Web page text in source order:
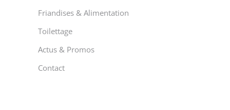
Friandises & Alimentation
Toilettage
Actus & Promos
Contact